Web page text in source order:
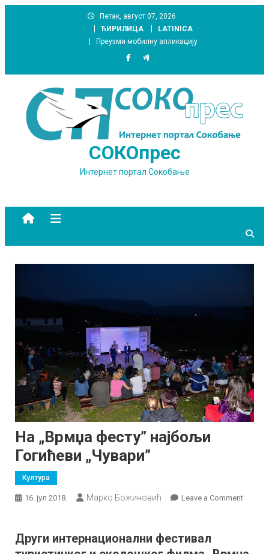
Петак, август 07, 2026
ЋИРИЛИЦА
LATINICA
Преузми мобилну апликацију
СОКОпрес
Интернет портал Сокобање
На „Врмџа фесту” најбољи
Гогићеви „Чувари”
Култура
16. јул 2018. Марко Божиновић Leave a Commenton
Други интернационални фестивал